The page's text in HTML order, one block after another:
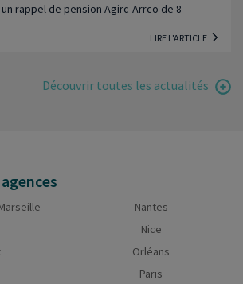
rappel de pension Agirc-Arrco de 8
LIRE L'ARTICLE
Découvrir toutes les actualités
Nantes
Nice
Orléans
Paris